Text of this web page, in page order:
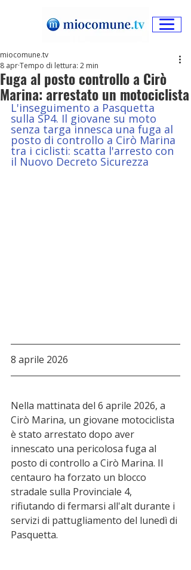
Fuga al posto controllo a Cirò
Marina: arrestato un motociclista
miocomune.tv
8 aprTempo di lettura: 2 min
L'inseguimento a Pasquetta
sulla SP4. Il giovane su moto
senza targa innesca una fuga al
posto di controllo a Cirò Marina
tra i ciclisti: scatta l'arresto con
il Nuovo Decreto Sicurezza
8 aprile 2026
Nella mattinata del 6 aprile 2026, a
Cirò Marina, un giovane motociclista
è stato arrestato dopo aver
innescato una pericolosa fuga al
posto di controllo a Cirò Marina. Il
centauro ha forzato un blocco
stradale sulla Provinciale 4,
rifiutando di fermarsi all'alt durante i
servizi di pattugliamento del lunedì di
Pasquetta.